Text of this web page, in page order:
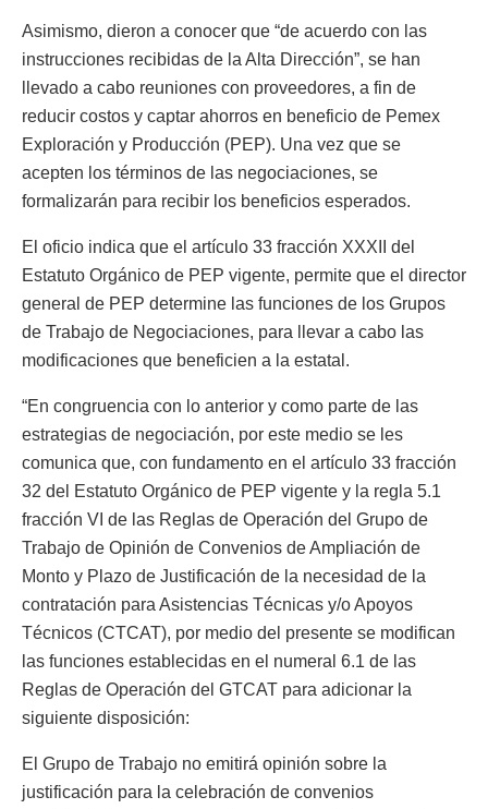
Asimismo, dieron a conocer que “de acuerdo con las
instrucciones recibidas de la Alta Dirección”, se han
llevado a cabo reuniones con proveedores, a fin de
reducir costos y captar ahorros en beneficio de Pemex
Exploración y Producción (PEP). Una vez que se
acepten los términos de las negociaciones, se
formalizarán para recibir los beneficios esperados.
El oficio indica que el artículo 33 fracción XXXII del
Estatuto Orgánico de PEP vigente, permite que el director
general de PEP determine las funciones de los Grupos
de Trabajo de Negociaciones, para llevar a cabo las
modificaciones que beneficien a la estatal.
“En congruencia con lo anterior y como parte de las
estrategias de negociación, por este medio se les
comunica que, con fundamento en el artículo 33 fracción
32 del Estatuto Orgánico de PEP vigente y la regla 5.1
fracción VI de las Reglas de Operación del Grupo de
Trabajo de Opinión de Convenios de Ampliación de
Monto y Plazo de Justificación de la necesidad de la
contratación para Asistencias Técnicas y/o Apoyos
Técnicos (CTCAT), por medio del presente se modifican
las funciones establecidas en el numeral 6.1 de las
Reglas de Operación del GTCAT para adicionar la
siguiente disposición:
El Grupo de Trabajo no emitirá opinión sobre la
justificación para la celebración de convenios